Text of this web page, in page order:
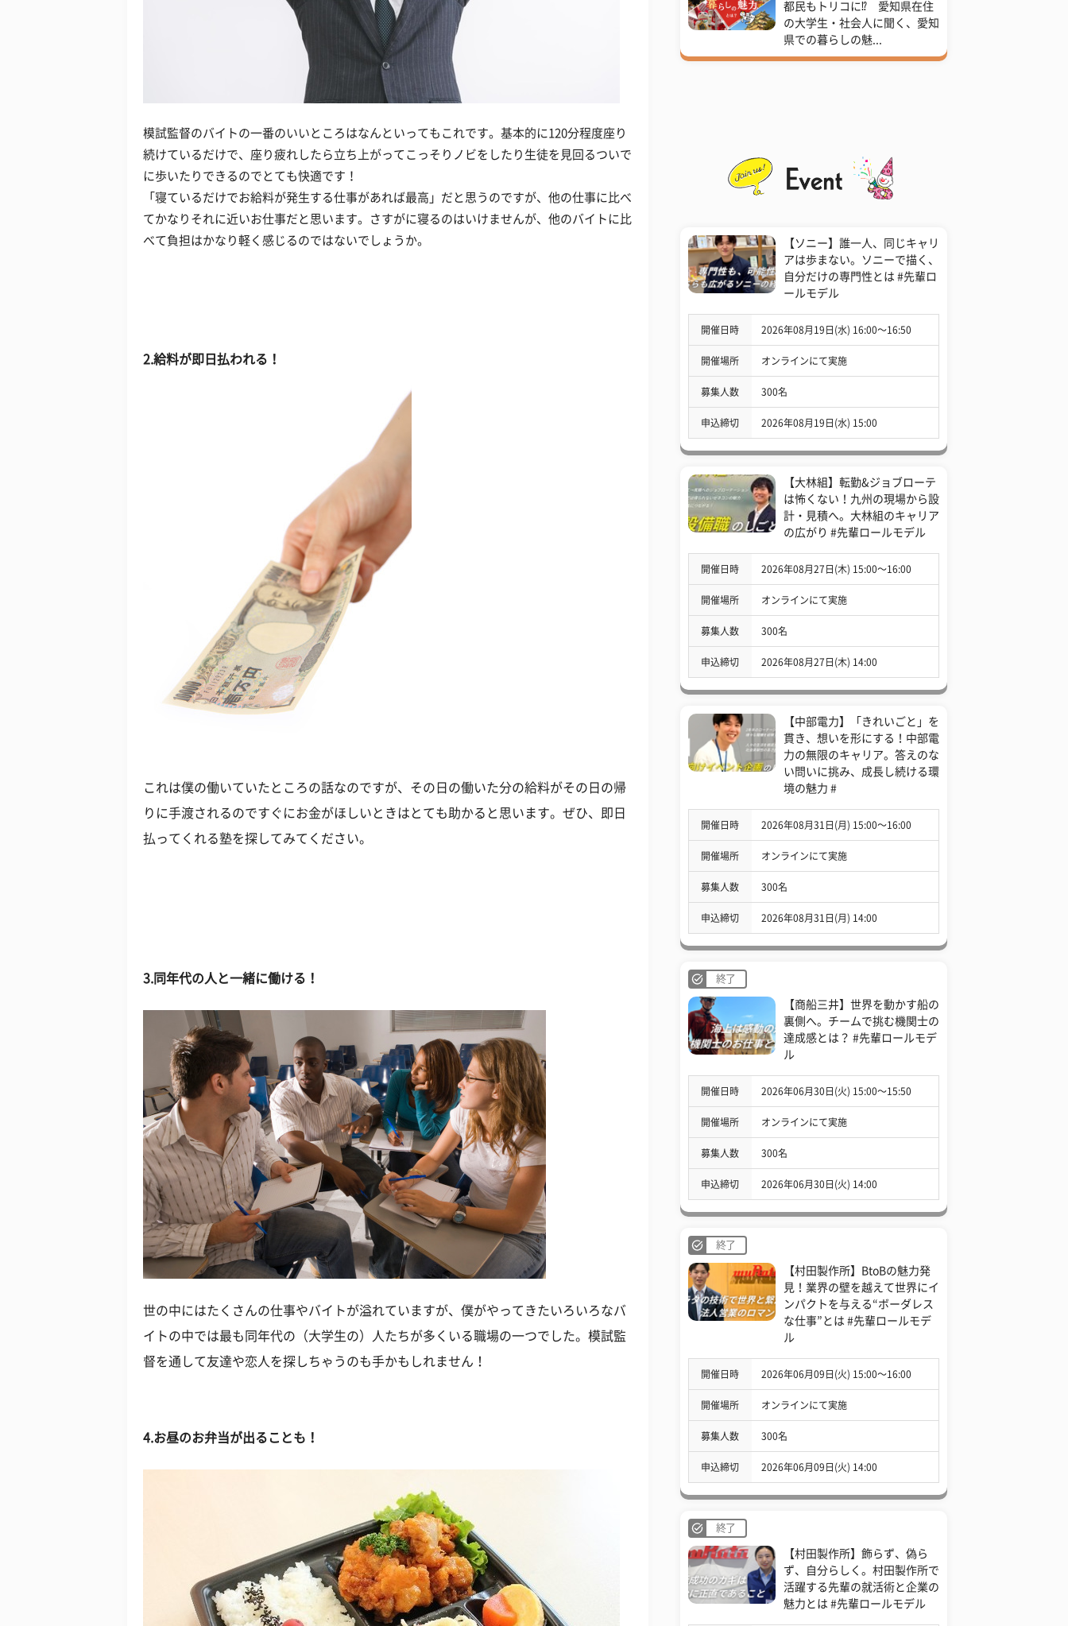
模試監督のバイトの一番のいいところはなんといってもこれです。基本的に120分程度座り
続けているだけで、座り疲れしたら立ち上がってこっそりノビをしたり生徒を見回るついで
に歩いたりできるのでとても快適です！
「寝ているだけでお給料が発生する仕事があれば最高」だと思うのですが、他の仕事に比べ
てかなりそれに近いお仕事だと思います。さすがに寝るのはいけませんが、他のバイトに比
べて負担はかなり軽く感じるのではないでしょうか。
2.給料が即日払われる！
これは僕の働いていたところの話なのですが、その日の働いた分の給料がその日の帰
りに手渡されるのですぐにお金がほしいときはとても助かると思います。ぜひ、即日
払ってくれる塾を探してみてください。
3.同年代の人と一緒に働ける！
世の中にはたくさんの仕事やバイトが溢れていますが、僕がやってきたいろいろなバ
イトの中では最も同年代の（大学生の）人たちが多くいる職場の一つでした。模試監
督を通して友達や恋人を探しちゃうのも手かもしれません！
4.お昼のお弁当が出ることも！
都民もトリコに⁉ 愛知県在住
の大学生・社会人に聞く、愛知
県での暮らしの魅...
【ソニー】誰一人、同じキャリ
アは歩まない。ソニーで描く、
自分だけの専門性とは #先輩ロ
ールモデル
開催日時 2026年08月19日(水) 16:00〜16:50
開催場所 オンラインにて実施
募集人数 300名
申込締切 2026年08月19日(水) 15:00
【大林組】転勤&ジョブローテ
は怖くない！九州の現場から設
計・見積へ。大林組のキャリア
の広がり #先輩ロールモデル
開催日時 2026年08月27日(木) 15:00〜16:00
開催場所 オンラインにて実施
募集人数 300名
申込締切 2026年08月27日(木) 14:00
【中部電力】「きれいごと」を
貫き、想いを形にする！中部電
力の無限のキャリア。答えのな
い問いに挑み、成長し続ける環
境の魅力 #
開催日時 2026年08月31日(月) 15:00〜16:00
開催場所 オンラインにて実施
募集人数 300名
申込締切 2026年08月31日(月) 14:00
終了
【商船三井】世界を動かす船の
裏側へ。チームで挑む機関士の
達成感とは？ #先輩ロールモデ
ル
開催日時 2026年06月30日(火) 15:00〜15:50
開催場所 オンラインにて実施
募集人数 300名
申込締切 2026年06月30日(火) 14:00
終了
【村田製作所】BtoBの魅力発
見！業界の壁を越えて世界にイ
ンパクトを与える“ボーダレス
な仕事”とは #先輩ロールモデ
ル
開催日時 2026年06月09日(火) 15:00〜16:00
開催場所 オンラインにて実施
募集人数 300名
申込締切 2026年06月09日(火) 14:00
終了
【村田製作所】飾らず、偽ら
ず、自分らしく。村田製作所で
活躍する先輩の就活術と企業の
魅力とは #先輩ロールモデル